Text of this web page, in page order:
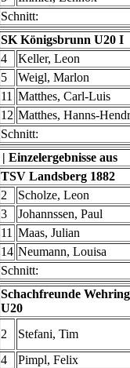
Schnitt:
SK Königsbrunn U20 I
4
Keller, Leon
5
Weigl, Marlon
11 Matthes, Carl-Luis
12 Matthes, Hanns-
Schnitt:
| Einzelergebnisse aus
TSV Landsberg 1882
2
Scholze, Leon
3
Johannssen, Paul
11 Maas, Julian
14 Neumann, Louisa
Schnitt:
Schachfreunde
U20
2
Stefani, Tim
4
Pimpl, Felix